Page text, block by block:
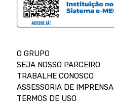
O GRUPO
SEJA NOSSO PARCEIRO
TRABALHE CONOSCO
ASSESSORIA DE IMPRENSA
TERMOS DE USO